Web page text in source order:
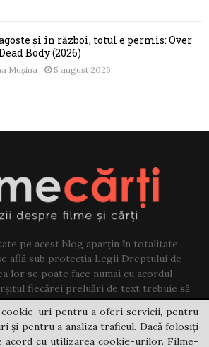
și în război, totul e permis: Over
Body (2026)
Mușina 5 august 2026
pe acest blog aparțin în totalitate
află sub protecția Legii Dreptului de
lor se poate face numai cu acordul
fiecărei preluări de text trebuie să
un link către acest blog.
us:jovi@filme-carti.ro
uri pentru a oferi servicii, pentru
și pentru a analiza traficul. Dacă folosiți
acord cu utilizarea cookie-urilor. Filme-